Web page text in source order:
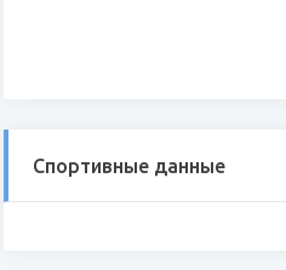
Спортивные данные